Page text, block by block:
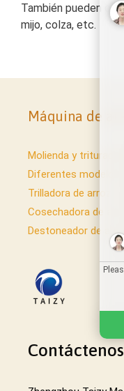
También pueden
mijo, colza, etc.
Máquina de
Molienda y
Diferentes modelos
Trilladora de arroz /
Cosechadora de
Destoneador de
Contáctenos